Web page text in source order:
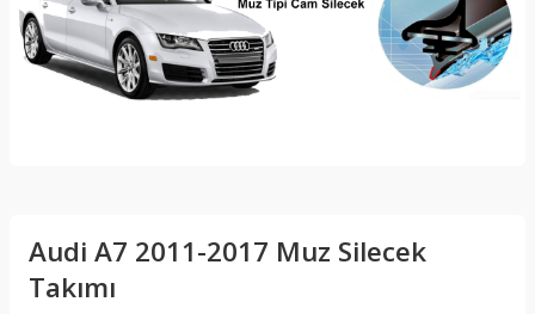
Audi A7 2011-2017 Muz Silecek
Takımı